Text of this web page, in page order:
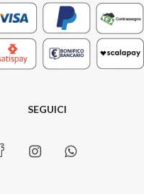
SEGUICI